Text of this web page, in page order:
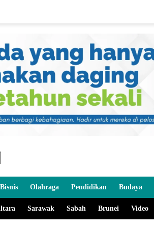
Olahraga Pendidikan Budaya
Sarawak Sabah Brunei Video